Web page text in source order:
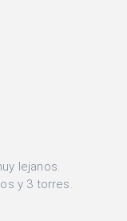
lejanos.
y 3 torres.